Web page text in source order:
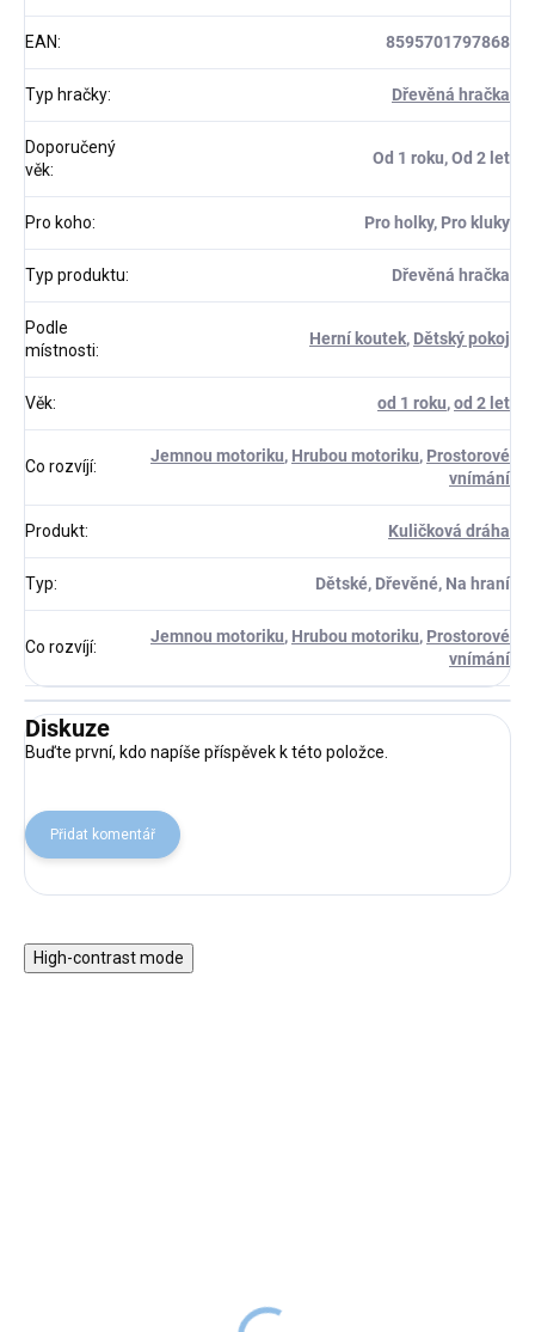
EAN: 8595701797868
Typ hračky: Dřevěná hračka
Doporučený
věk:
Od 1 roku, Od 2 let
Pro koho: Pro holky, Pro kluky
Typ produktu: Dřevěná hračka
Podle
místnosti:
Herní koutek, Dětský pokoj
Věk: od 1 roku,od 2 let
Co rozvíjí:
Jemnou motoriku, Hrubou motoriku, Prostorové
vnímání
Produkt: Kuličková dráha
Typ: Dětské, Dřevěné, Na hraní
Co rozvíjí:
Jemnou motoriku, Hrubou motoriku, Prostorové
vnímání
Diskuze
Buďte první, kdo napíše příspěvek k této položce.
Přidat komentář
High-contrast mode
SKLADEM